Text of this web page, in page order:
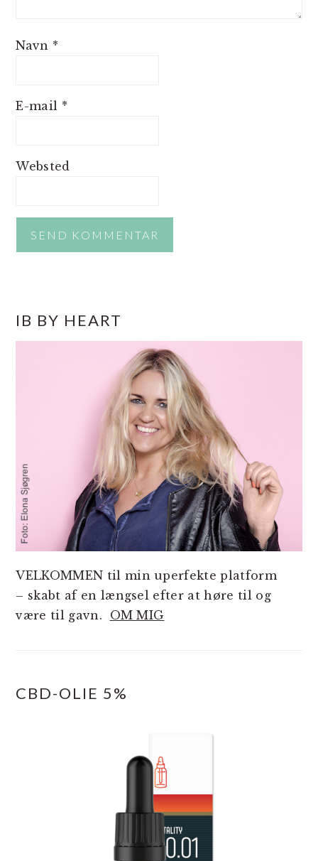
Navn *
E-mail *
Websted
SIDEBAR
IB BY HEART
VELKOMMEN til min uperfekte platform
– skabt af en længsel efter at høre til og
være til gavn. OM MIG
CBD-OLIE 5%